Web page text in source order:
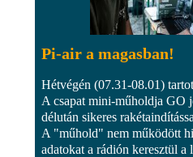
Pi-air a magasban!
Hétvégén (07.31-08.01)
A csapat mini-műholdja GO
délután sikeres
A "műhold" nem működött
adatokat a rádión keresztül a